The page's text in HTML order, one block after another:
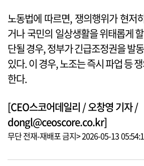
노동법에 따르면, 쟁의행위가 현저
거나 국민의 일상생활을 위태롭게
단될 경우, 정부가 긴급조정권을 발
있다. 이 경우, 노조는 즉시 파업 등
한다.
[CEO스코어데일리 / 오창영 기자 /
dongl@ceoscore.co.kr]
무단 전재-재배포 금지> 2026-05-13